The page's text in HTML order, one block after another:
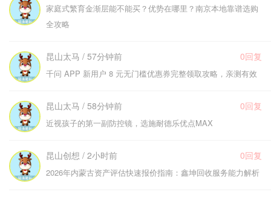
家庭式繁育金渐层能不能买？优势在哪里？南京本地靠谱选购
全攻略
昆山太马 / 57分钟前 0回复
千问 APP 新用户 8 元无门槛优惠券完整领取攻略，亲测有效
昆山太马 / 58分钟前 0回复
近视孩子的第一副防控镜，选施耐德乐优点MAX
昆山创想 / 2小时前 0回复
2026年内蒙古资产评估快速报价指南：鑫坤回收服务能力解析